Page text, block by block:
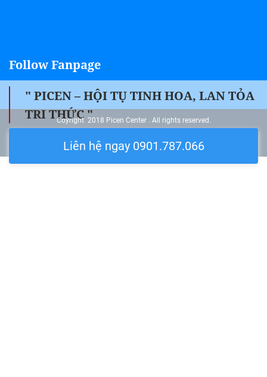
" PICEN – HỘI TỤ TINH HOA, LAN TỎA
TRI THỨC "
Liên hệ ngay 0901.787.066
Follow Fanpage
Coyright 2018 Picen Center . All rights reserved.